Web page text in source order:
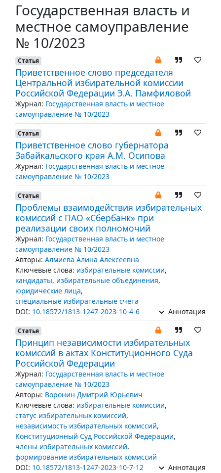
Государственная власть и
местное самоуправление
№ 10/2023
Статья
Приветственное слово председателя
Центральной избирательной комиссии
Российской Федерации Э.А. Памфиловой
Журнал: Государственная власть и местное
самоуправление № 10/2023
Статья
Приветственное слово губернатора
Забайкальского края А.М. Осипова
Журнал: Государственная власть и местное
самоуправление № 10/2023
Статья
Проблемы взаимодействия избирательных
комиссий с ПАО «Сбербанк» при
реализации своих полномочий
Журнал: Государственная власть и местное
самоуправление № 10/2023
Авторы: Алмиева Алина Алексеевна
Ключевые слова: избирательные комиссии,
кандидаты, избирательные объединения,
юридические лица,
специальные избирательные счета
DOI: 10.18572/1813-1247-2023-10-4-6 Аннотация
Статья
Принцип независимости избирательных
комиссий в актах Конституционного Суда
Российской Федерации
Журнал: Государственная власть и местное
самоуправление № 10/2023
Авторы: Воронин Дмитрий Юрьевич
Ключевые слова: избирательные комиссии,
статус избирательных комиссий,
независимость избирательных комиссий,
Конституционный Суд Российской Федерации,
члены избирательных комиссий,
формирование избирательных комиссий
DOI: 10.18572/1813-1247-2023-10-7-12 Аннотация